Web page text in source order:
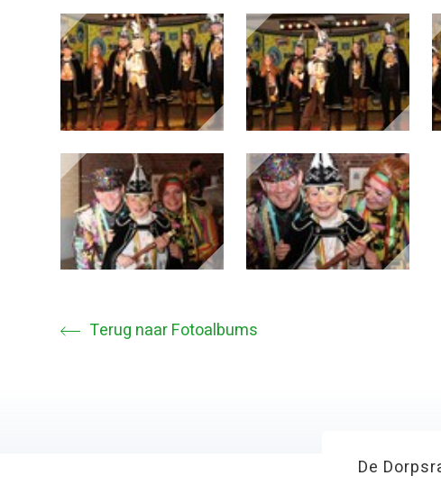
Terug naar Fotoalbums
De